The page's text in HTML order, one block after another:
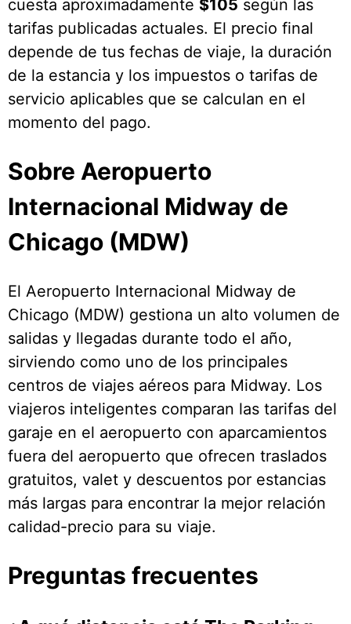
cuesta aproximadamente $105 según las
tarifas publicadas actuales. El precio final
depende de tus fechas de viaje, la duración
de la estancia y los impuestos o tarifas de
servicio aplicables que se calculan en el
momento del pago.
Sobre Aeropuerto
Internacional Midway de
Chicago (MDW)
El Aeropuerto Internacional Midway de
Chicago (MDW) gestiona un alto volumen de
salidas y llegadas durante todo el año,
sirviendo como uno de los principales
centros de viajes aéreos para Midway. Los
viajeros inteligentes comparan las tarifas del
garaje en el aeropuerto con aparcamientos
fuera del aeropuerto que ofrecen traslados
gratuitos, valet y descuentos por estancias
más largas para encontrar la mejor relación
calidad-precio para su viaje.
Preguntas frecuentes